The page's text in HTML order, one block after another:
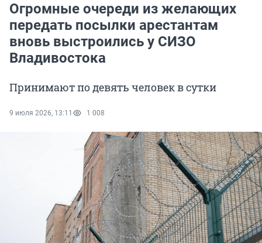
Огромные очереди из желающих
передать посылки арестантам
вновь выстроились у СИЗО
Владивостока
Принимают по девять человек в сутки
9 июля 2026, 13:11 1 008